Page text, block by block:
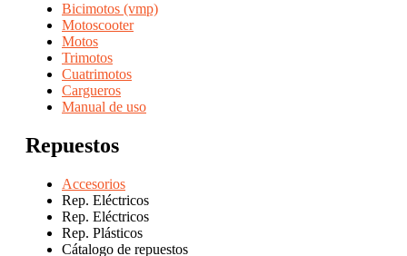
Bicimotos (vmp)
Motoscooter
Motos
Trimotos
Cuatrimotos
Cargueros
Manual de uso
Repuestos
Accesorios
Rep. Eléctricos
Rep. Eléctricos
Rep. Plásticos
Cátalogo de repuestos